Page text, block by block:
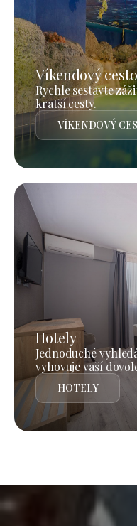
Víkendový
Rychle sestavte
kratší cesty.
VÍKENDOVÝ
Hotely
Jednoduché
vyhovuje vaší
HOTELY